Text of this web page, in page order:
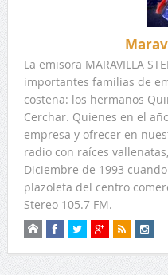
La emisora MARAVILLA
importantes familias de
costeña: los hermanos
Cerchar. Quienes en el
empresa y ofrecer en
radio con raíces
Diciembre de 1993
plazoleta del centro
Stereo 105.7 FM.